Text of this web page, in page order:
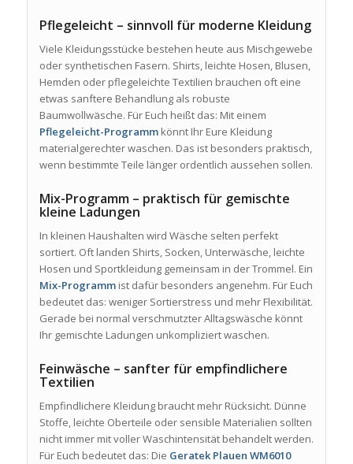
Pflegeleicht – sinnvoll für moderne Kleidung
Viele Kleidungsstücke bestehen heute aus Mischgewebe
oder synthetischen Fasern. Shirts, leichte Hosen, Blusen,
Hemden oder pflegeleichte Textilien brauchen oft eine
etwas sanftere Behandlung als robuste
Baumwollwäsche. Für Euch heißt das: Mit einem
Pflegeleicht-Programmkönnt Ihr Eure Kleidung
materialgerechter waschen. Das ist besonders praktisch,
wenn bestimmte Teile länger ordentlich aussehen sollen.
Mix-Programm – praktisch für gemischte
kleine Ladungen
In kleinen Haushalten wird Wäsche selten perfekt
sortiert. Oft landen Shirts, Socken, Unterwäsche, leichte
Hosen und Sportkleidung gemeinsam in der Trommel. Ein
Mix-Programmist dafür besonders angenehm. Für Euch
bedeutet das: weniger Sortierstress und mehr Flexibilität.
Gerade bei normal verschmutzter Alltagswäsche könnt
Ihr gemischte Ladungen unkompliziert waschen.
Feinwäsche – sanfter für empfindlichere
Textilien
Empfindlichere Kleidung braucht mehr Rücksicht. Dünne
Stoffe, leichte Oberteile oder sensible Materialien sollten
nicht immer mit voller Waschintensität behandelt werden.
Für Euch bedeutet das: Die Geratek Plauen WM6010